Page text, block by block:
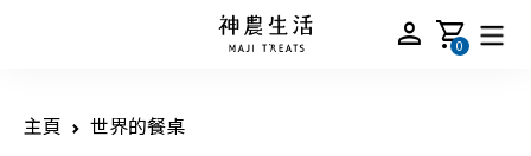
person shopping_cart
0
主頁 世界的餐桌